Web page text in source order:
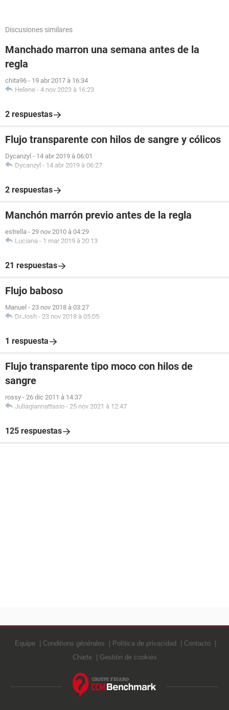
Discusiones similares
Manchado marron una semana antes de la
regla
chita96 - 19 abr 2017 à 16:34
Helene - 4 nov 2023 à 16:23
2 respuestas
Flujo transparente con hilos de sangre y cólicos
Dycanzyl - 14 abr 2019 à 06:01
Dycanzyl - 14 abr 2019 à 06:27
2 respuestas
Manchón marrón previo antes de la regla
estrella - 29 nov 2010 à 04:29
Luciana - 1 mar 2019 à 20:13
21 respuestas
Flujo baboso
Manuel - 23 nov 2018 à 03:27
Dr.Josh - 23 nov 2018 à 05:05
1 respuesta
Flujo transparente tipo moco con hilos de
sangre
rossy - 26 dic 2011 à 14:37
Juliagiannattasio - 25 nov 2021 à 12:47
125 respuestas
Equipe Conditions générales Política de privacidad
Contacto
Charte
Gestión de cookies